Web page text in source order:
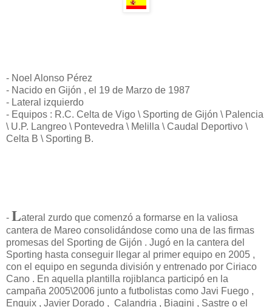
- Noel Alonso Pérez
- Nacido en Gijón , el 19 de Marzo de 1987
- Lateral izquierdo
- Equipos : R.C. Celta de Vigo \ Sporting de Gijón \ Palencia
\ U.P. Langreo \ Pontevedra \ Melilla \ Caudal Deportivo \
Celta B \ Sporting B.
- Lateral zurdo que comenzó a formarse en la valiosa
cantera de Mareo consolidándose como una de las firmas
promesas del Sporting de Gijón . Jugó en la cantera del
Sporting hasta conseguir llegar al primer equipo en 2005 ,
con el equipo en segunda división y entrenado por Ciriaco
Cano . En aquella plantilla rojiblanca participó en la
campaña 2005\2006 junto a futbolistas como Javi Fuego ,
Enguix , Javier Dorado , Calandria , Biagini , Sastre o el